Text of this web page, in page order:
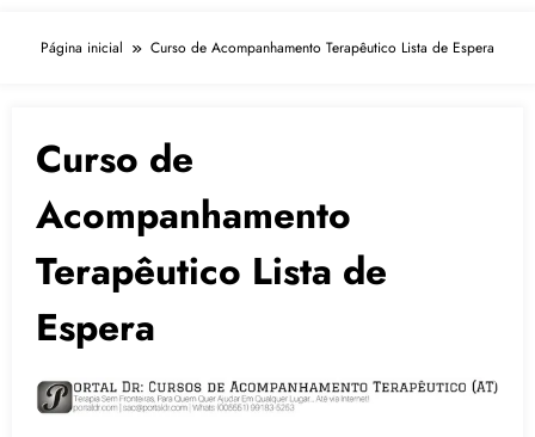
Página inicial Curso de Acompanhamento Terapêutico Lista de Espera
Curso de
Acompanhamento
Terapêutico Lista de
Espera